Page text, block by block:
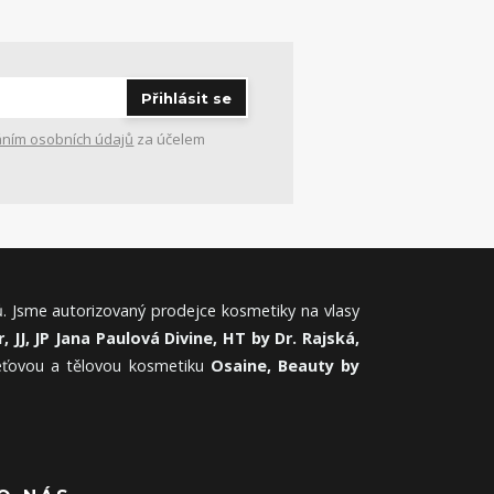
Přihlásit se
osobních údajů za účelem
autorizovaný prodejce kosmetiky na vlasy
JJ, JP Jana Paulová Divine, HT by Dr. Rajská,
a tělovou kosmetiku Osaine, Beauty by